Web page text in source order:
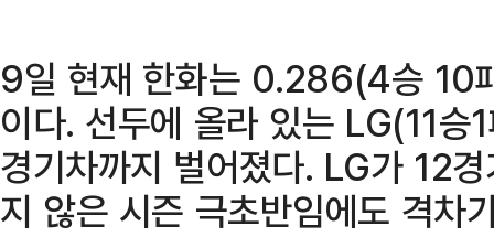
9일 현재 한화는 0.286(4승 10
이다. 선두에 올라 있는 LG(11
경기차까지 벌어졌다. LG가 12
지 않은 시즌 극초반임에도 격차